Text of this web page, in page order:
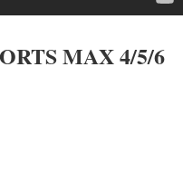
MAX 4/5/6